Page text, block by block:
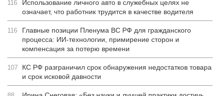
116
Использование личного авто в служебных целях не
означает, что работник трудится в качестве водителя
116
Главные позиции Пленума ВС РФ для гражданского
процесса: ИИ-технологии, примирение сторон и
компенсация за потерю времени
107
КС РФ разграничил срок обнаружения недостатков товара
и срок исковой давности